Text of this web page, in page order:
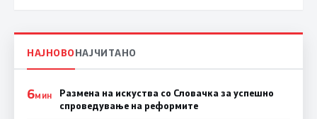
НАЈНОВОНАЈЧИТАНО
6МИН
Размена на искуства со Словачка за успешно
спроведување на реформите